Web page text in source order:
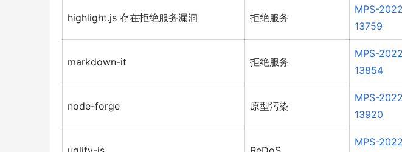
highlight.js 存在拒绝服务漏洞 拒绝服务
MPS-
13759
markdown-it 拒绝服务
MPS-
13854
node-forge 原型污染
MPS-
13920
MPS-